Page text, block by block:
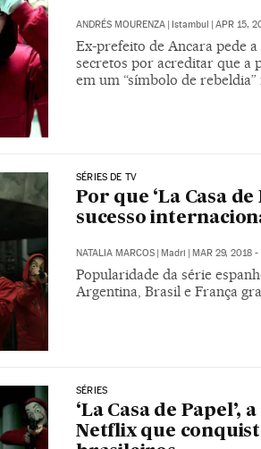
ANDRÉS MOURENZA | Istambul | APR 15,
Ex-prefeito de Ancara pede
secretos por acreditar que a
em um “símbolo de
SÉRIES DE TV
Por que ‘La Casa
sucesso
NATALIA MARCOS Madri MAR 29, 2018 -
Popularidade da série
Argentina, Brasil e França
SÉRIES
‘La Casa de Papel’,
Netflix que